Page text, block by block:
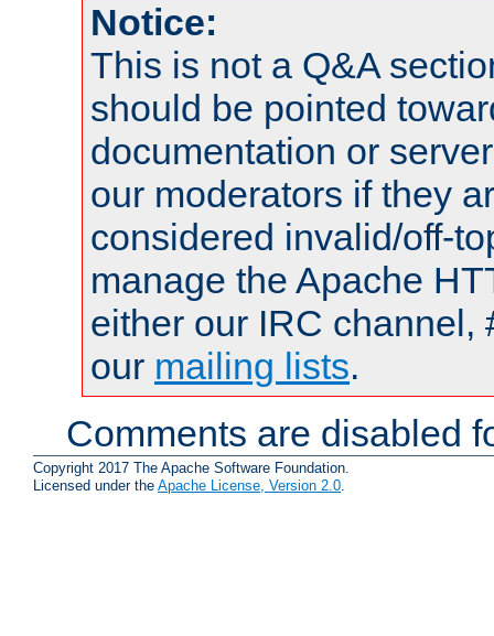
Notice:
This is not a Q&A
should be pointed
documentation or
our moderators if they
considered invalid/off-
manage the Apache
either our IRC channel,
our mailing lists.
Comments are disabled
Copyright 2017 The Apache Software Foundation.
Licensed under the Apache License, Version 2.0.